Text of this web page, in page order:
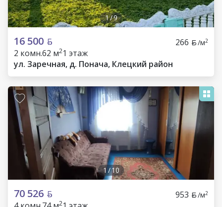
1/9
16 500 266 /м2
2 комн.62 м21 этаж
ул. Заречная, д. Понача, Клецкий район
1/10
70 526 953 /м2
2